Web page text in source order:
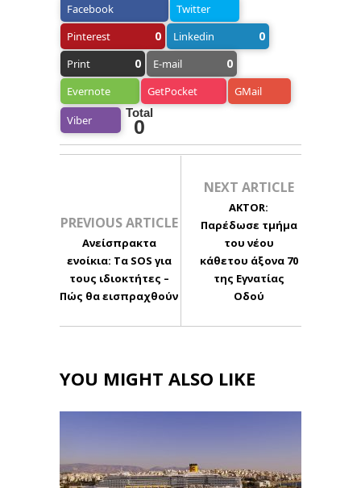
Facebook
Twitter
Pinterest
0 Linkedin 0
Print 0 E-mail 0
Evernote GetPocket GMail
Viber
Total
0
PREVIOUS ARTICLE
Ανείσπρακτα
ενοίκια: Τα SOS για
τους ιδιοκτήτες –
Πώς θα εισπραχθούν
NEXT ARTICLE
AKTOR:
Παρέδωσε τμήμα
του νέου
κάθετου άξονα 70
της Εγνατίας
Οδού
YOU MIGHT ALSO LIKE